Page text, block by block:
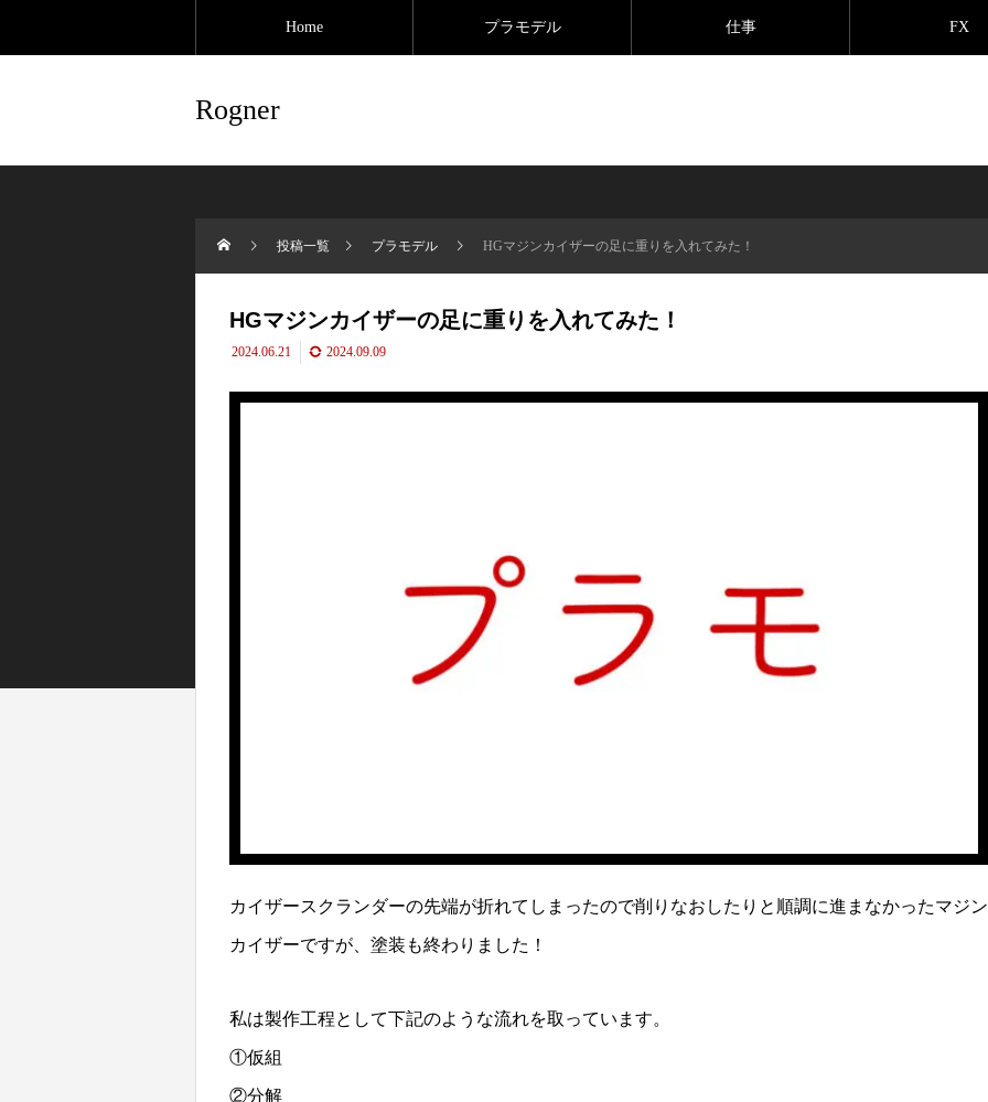
Home プラモデル 仕事 FX
Rogner
投稿一覧 プラモデル HGマジンカイザーの足に重りを入れてみた！
HGマジンカイザーの足に重りを入れてみた！
2024.06.21 2024.09.09
カイザースクランダーの先端が折れてしまったので削りなおしたりと順調に進まなかったマジン
カイザーですが、塗装も終わりました！
私は製作工程として下記のような流れを取っています。
①仮組
②分解